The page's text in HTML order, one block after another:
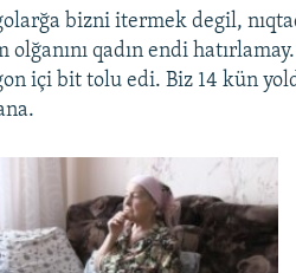
bizni itermek degil,
olğanını qadın endi
içi bit tolu edi. Biz 14 kün